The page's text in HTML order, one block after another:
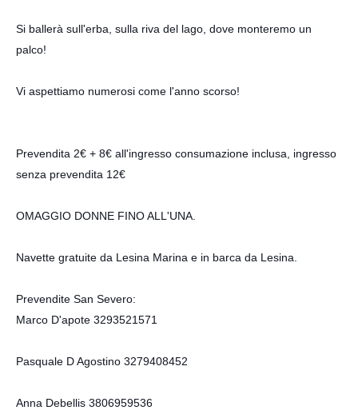
Si ballerà sull'erba, sulla riva del lago, dove monteremo un
palco!
Vi aspettiamo numerosi come l'anno scorso!
Prevendita 2€ + 8€ all'ingresso consumazione inclusa, ingresso
senza prevendita 12€
OMAGGIO DONNE FINO ALL'UNA.
Navette gratuite da Lesina Marina e in barca da Lesina.
Prevendite San Severo:
Marco D'apote 3293521571
Pasquale D Agostino 3279408452
Anna Debellis 3806959536